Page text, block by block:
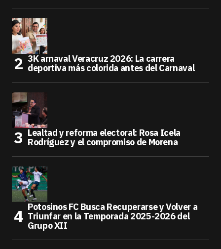
3K arnaval Veracruz 2026: La carrera
deportiva más colorida antes del Carnaval
Lealtad y reforma electoral: Rosa Icela
Rodríguez y el compromiso de Morena
Potosinos FC Busca Recuperarse y Volver a
Triunfar en la Temporada 2025-2026 del
Grupo XII